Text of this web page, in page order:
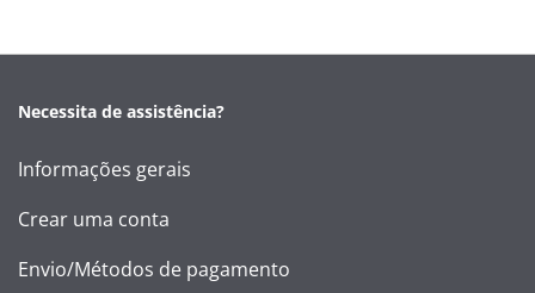
Necessita de assistência?
Informações gerais
Crear uma conta
Envio/Métodos de pagamento